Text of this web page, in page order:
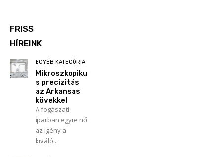
FRISS
HÍREINK
EGYÉB KATEGÓRIA
Mikroszkopiku
s precizitás
az Arkansas
kövekkel
A fogászati
iparban egyre nő
az igény a
kiváló...